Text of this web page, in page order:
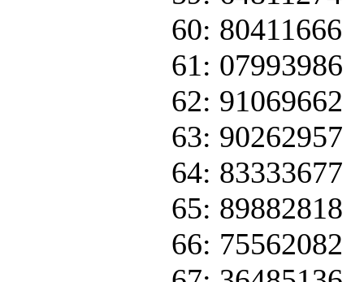
60: 80411666
61: 07993986
62: 91069662
63: 90262957
64: 83333677
65: 89882818
66: 75562082